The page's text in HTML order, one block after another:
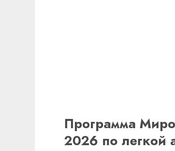
Программа
2026 по легкой